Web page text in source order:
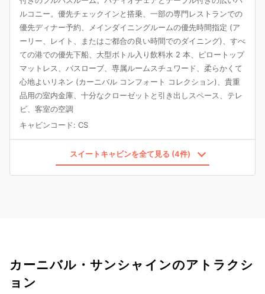
ルコニー。優先チェックインと搭乗、一部の専門レストランでの
優先ディナー予約、メインダイニングルームの優先時間指定 (ア
ーリー、レイト、またはご都合の良い時間でのダイニング)、すべ
ての港での優先下船、大型ボトル入り飲料水 2 本、ピロートップ
マットレス、バスローブ、専属ルームスチュワード、柔らかくて
心地よいリネン (カーニバル コンフォート コレクション)、貴重
品用の室内金庫、十分なクローゼットと引き出しスペース、テレ
ビ、客室の空調
キャビンコード: CS
スイートキャビンを全て見る (4件)
カーニバル・サンシャインのアトラクシ
ョン